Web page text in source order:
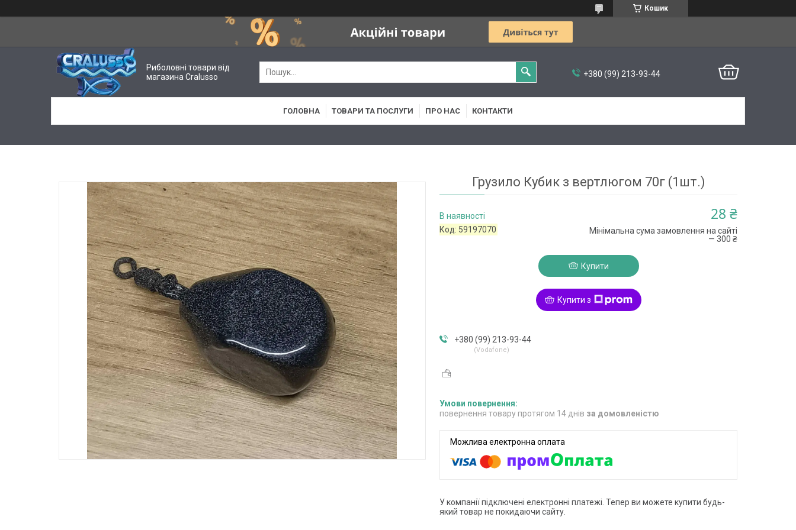
Кошик
Риболовні товари від
магазина Cralusso
+380 (99) 213-93-44
ГОЛОВНА ТОВАРИ ТА ПОСЛУГИ ПРО НАС КОНТАКТИ
Грузило Кубик з вертлюгом 70г (1шт.)
В наявності
Код: 59197070
28 ₴
Мінімальна сума замовлення на сайті
— 300 ₴
Купити
Купити з
+380 (99) 213-93-44
Vodafone
повернення товару протягом 14 днів за домовленістю
У компанії підключені електронні платежі. Тепер ви можете купити будь-
який товар не покидаючи сайту.